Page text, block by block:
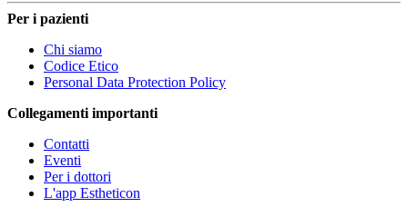
Per i pazienti
Chi siamo
Codice Etico
Personal Data Protection Policy
Collegamenti importanti
Contatti
Eventi
Per i dottori
L'app Estheticon